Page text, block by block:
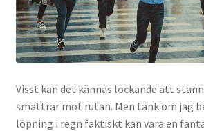
Visst kan det kännas lockande att
smattrar mot rutan. Men tänk om jag
löpning i regn faktiskt kan vara en